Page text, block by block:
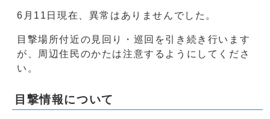
6月11日現在、異常はありませんでした。
目撃場所付近の見回り・巡回を引き続き行います
が、周辺住民のかたは注意するようにしてくださ
い。
目撃情報について